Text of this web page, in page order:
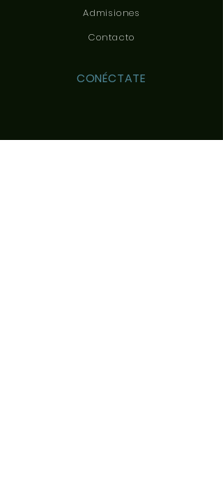
Admisiones
Contacto
CONÉCTATE